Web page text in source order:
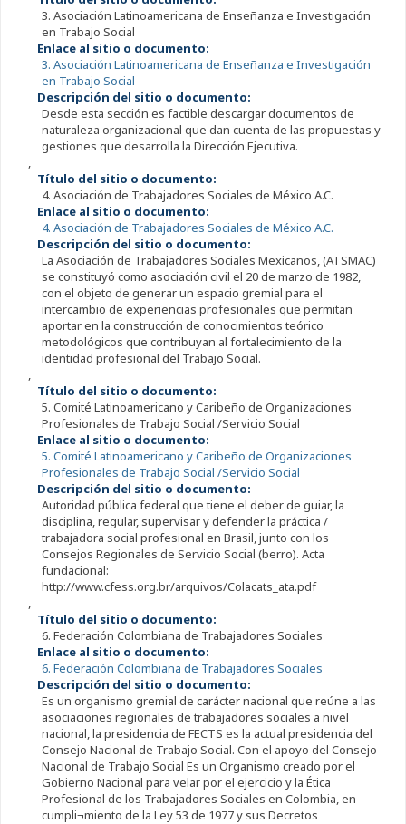
3. Asociación Latinoamericana de Enseñanza e Investigación
en Trabajo Social
Enlace al sitio o documento:
3. Asociación Latinoamericana de Enseñanza e Investigación
en Trabajo Social
Descripción del sitio o documento:
Desde esta sección es factible descargar documentos de
naturaleza organizacional que dan cuenta de las propuestas y
gestiones que desarrolla la Dirección Ejecutiva.
,
Título del sitio o documento:
4. Asociación de Trabajadores Sociales de México A.C.
Enlace al sitio o documento:
4. Asociación de Trabajadores Sociales de México A.C.
Descripción del sitio o documento:
La Asociación de Trabajadores Sociales Mexicanos, (ATSMAC)
se constituyó como asociación civil el 20 de marzo de 1982,
con el objeto de generar un espacio gremial para el
intercambio de experiencias profesionales que permitan
aportar en la construcción de conocimientos teórico
metodológicos que contribuyan al fortalecimiento de la
identidad profesional del Trabajo Social.
,
Título del sitio o documento:
5. Comité Latinoamericano y Caribeño de Organizaciones
Profesionales de Trabajo Social /Servicio Social
Enlace al sitio o documento:
5. Comité Latinoamericano y Caribeño de Organizaciones
Profesionales de Trabajo Social /Servicio Social
Descripción del sitio o documento:
Autoridad pública federal que tiene el deber de guiar, la
disciplina, regular, supervisar y defender la práctica /
trabajadora social profesional en Brasil, junto con los
Consejos Regionales de Servicio Social (berro). Acta
fundacional:
http://www.cfess.org.br/arquivos/Colacats_ata.pdf
,
Título del sitio o documento:
6. Federación Colombiana de Trabajadores Sociales
Enlace al sitio o documento:
6. Federación Colombiana de Trabajadores Sociales
Descripción del sitio o documento:
Es un organismo gremial de carácter nacional que reúne a las
asociaciones regionales de trabajadores sociales a nivel
nacional, la presidencia de FECTS es la actual presidencia del
Consejo Nacional de Trabajo Social. Con el apoyo del Consejo
Nacional de Trabajo Social Es un Organismo creado por el
Gobierno Nacional para velar por el ejercicio y la Ética
Profesional de los Trabajadores Sociales en Colombia, en
cumpli¬miento de la Ley 53 de 1977 y sus Decretos